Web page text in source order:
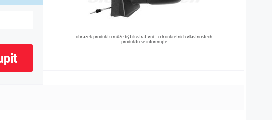
obrázek produktu může být ilustrativní – o konkrétních vlastnostech
produktu se informujte